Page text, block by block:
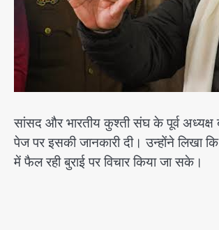
सांसद और भारतीय कुश्ती संघ के पूर्व
पेज पर इसकी जानकारी दी। उन्होंने लिखा
में फैल रही बुराई पर विचार किया जा सके।